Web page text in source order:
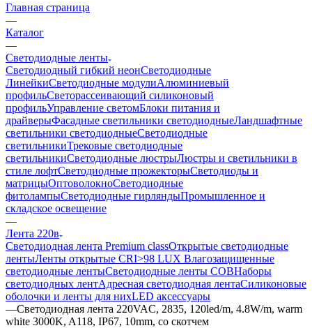
Главная страница
—
Каталог
—
Светодиодные ленты
Светодиодный гибкий неонСветодиодные
ЛинейкиСветодиодные модулиАлюминиевый
профильСветорассеивающий силиконовый
профильУправление светомБлоки питания и
драйверыФасадные светильники светодиодныеЛандшафтные
светильники светодиодныеСветодиодные
светильникиТрековые светодиодные
светильникиСветодиодные люстрыЛюстры и светильники в
стиле лофтСветодиодные прожекторыСветодиоды и
матрицыОптоволокноСветодиодные
фитолампыСветодиодные гирляндыПромышленное и
складское освещение
—
Лента 220в
Светодиодная лента Premium classОткрытые светодиодные
лентыЛенты открытые CRI>98 LUX Влагозащищенные
светодиодные лентыСветодиодные ленты COBНаборы
светодиодных лентАдресная светодиодная лентаСиликоновые
оболочки и ленты для нихLED аксессуары
—Светодиодная лента 220VAC, 2835, 120led/m, 4.8W/m, warm
white 3000K, A118, IP67, 10mm, со скотчем